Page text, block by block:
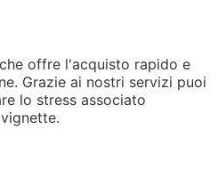
offre l'acquisto rapido e
Grazie ai nostri servizi puoi
lo stress associato